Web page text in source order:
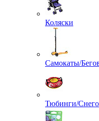
Коляски
Самокаты/
Тюбинги/